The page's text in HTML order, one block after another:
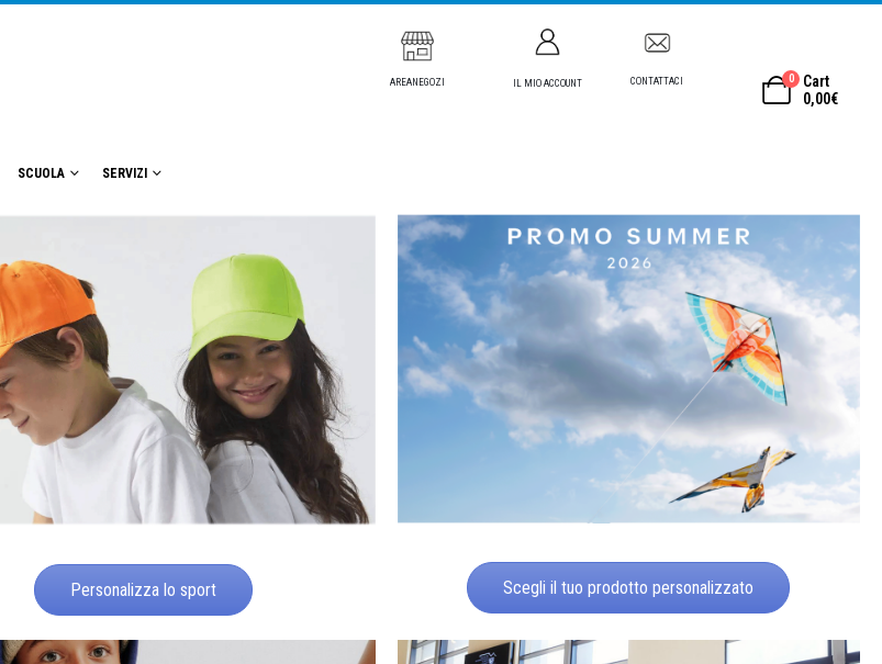
AREANEGOZI IL MIO ACCOUNT CONTATTACI 0
Cart
0,00€
SCUOLA SERVIZI
Personalizza lo sport Scegli il tuo prodotto personalizzato